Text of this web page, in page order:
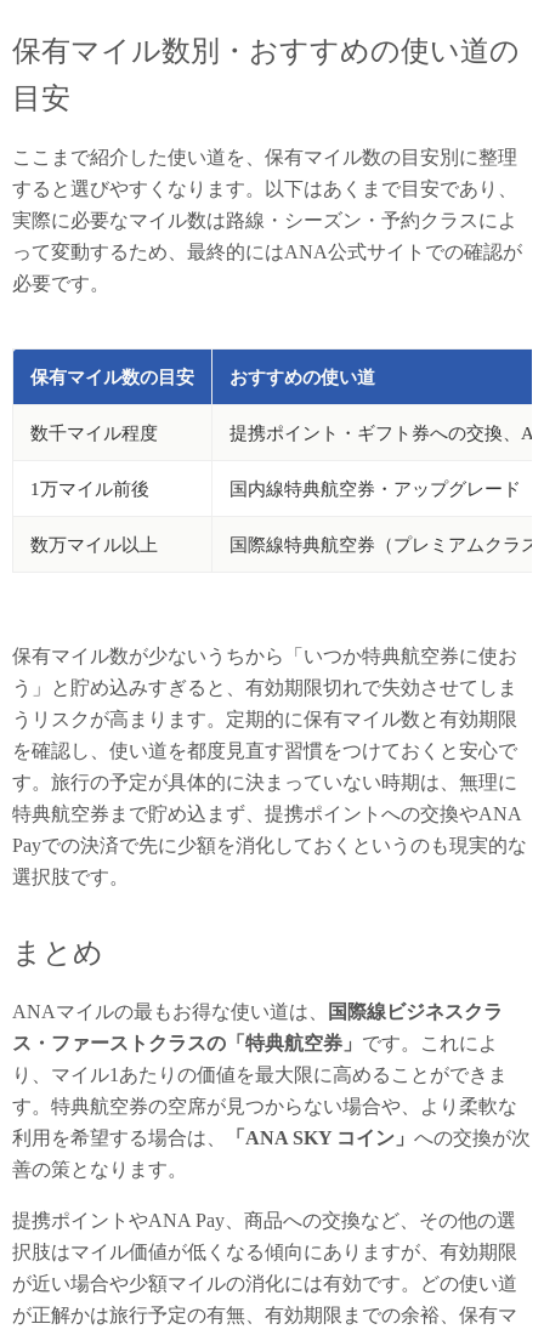
保有マイル数別・おすすめの使い道の
目安
ここまで紹介した使い道を、保有マイル数の目安別に整理
すると選びやすくなります。以下はあくまで目安であり、
実際に必要なマイル数は路線・シーズン・予約クラスによ
って変動するため、最終的にはANA公式サイトでの確認が
必要です。
保有マイル数の目安 おすすめの使い道
数千マイル程度 提携ポイント・ギフト券への交換、
1万マイル前後 国内線特典航空券・アップグレード
数万マイル以上 国際線特典航空券（プレミアムクラス
保有マイル数が少ないうちから「いつか特典航空券に使お
う」と貯め込みすぎると、有効期限切れで失効させてしま
うリスクが高まります。定期的に保有マイル数と有効期限
を確認し、使い道を都度見直す習慣をつけておくと安心で
す。旅行の予定が具体的に決まっていない時期は、無理に
特典航空券まで貯め込まず、提携ポイントへの交換やANA
Payでの決済で先に少額を消化しておくというのも現実的な
選択肢です。
まとめ
ANAマイルの最もお得な使い道は、
国際線ビジネスクラ
ス・ファーストクラスの「特典航空券」 です。これによ
り、マイル1あたりの価値を最大限に高めることができま
す。特典航空券の空席が見つからない場合や、より柔軟な
利用を希望する場合は、
「ANA SKY コイン」 への交換が次
善の策となります。
提携ポイントやANA Pay、商品への交換など、その他の選
択肢はマイル価値が低くなる傾向にありますが、有効期限
が近い場合や少額マイルの消化には有効です。どの使い道
が正解かは旅行予定の有無、有効期限までの余裕、保有マ